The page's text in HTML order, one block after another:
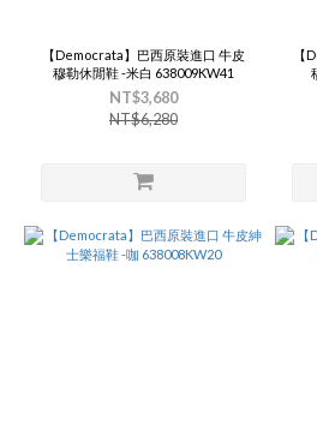
【Democrata】巴西原裝進口 牛皮
穆勒休閒鞋 -米白 638009KW41
NT$3,680
NT$6,280
【